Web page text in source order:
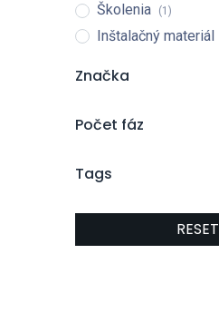
Školenia
(1)
Inštalačný materiál
Značka
Počet fáz
Tags
RESET